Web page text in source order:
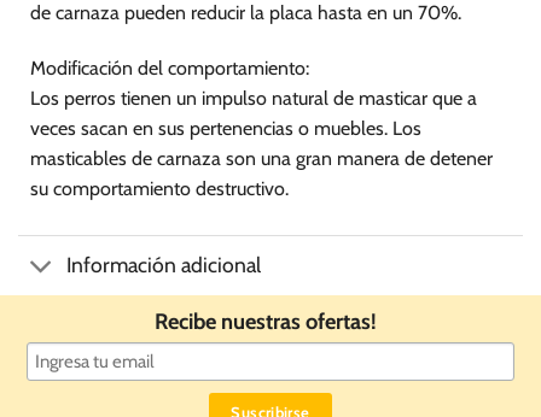
de carnaza pueden reducir la placa hasta en un 70%.
Modificación del comportamiento:
Los perros tienen un impulso natural de masticar que a
veces sacan en sus pertenencias o muebles. Los
masticables de carnaza son una gran manera de detener
su comportamiento destructivo.
Información adicional
Recibe nuestras ofertas!